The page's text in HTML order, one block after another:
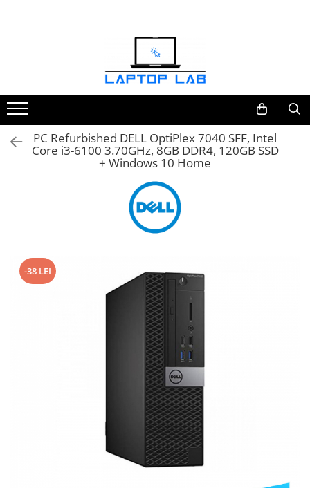
Mouseuri
Încărcătoare
PC Refurbished DELL OptiPlex 7040 SFF, Intel
Core i3-6100 3.70GHz, 8GB DDR4, 120GB SSD
+ Windows 10 Home
-38 LEI